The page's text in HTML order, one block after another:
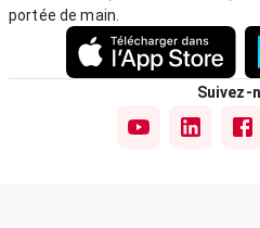
portée de main.
Suivez-